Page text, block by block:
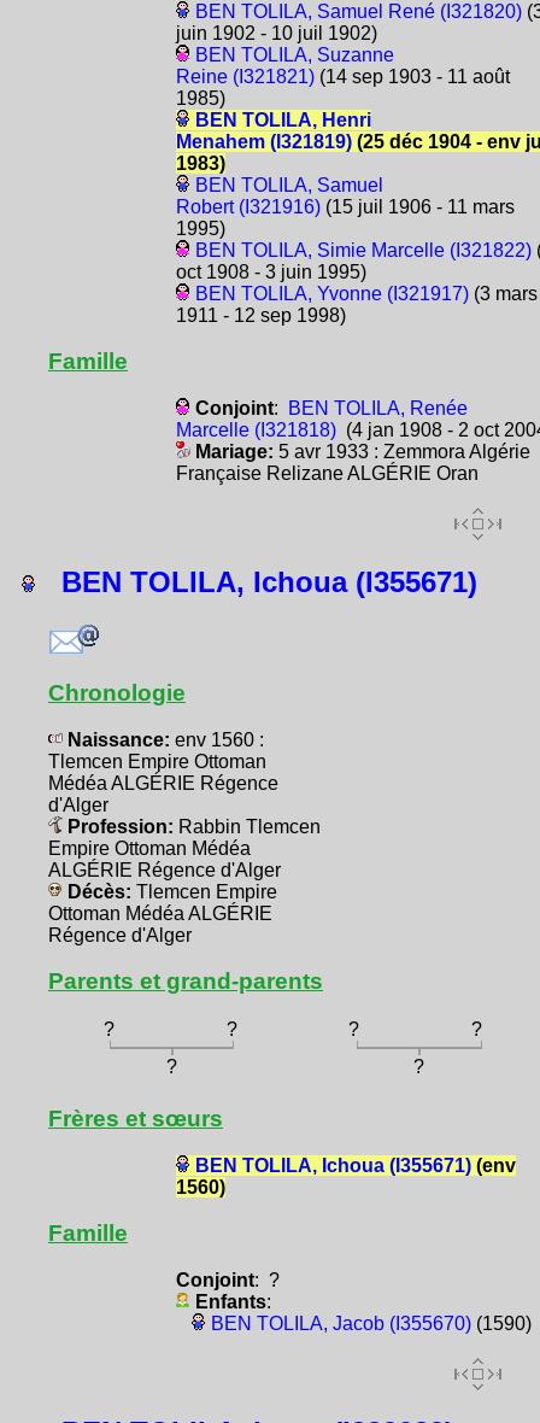
BEN TOLILA, Samuel René (I321820)
juin 1902 - 10 juil 1902)
BEN TOLILA, Suzanne
Reine (I321821)(14 sep 1903 - 11 août
1985)
BEN TOLILA, Henri
Menahem (I321819)(25 déc 1904 - env
1983)
BEN TOLILA, Samuel
Robert (I321916)(15 juil 1906 - 11 mars
1995)
BEN TOLILA, Simie Marcelle (I321822)
oct 1908 - 3 juin 1995)
BEN TOLILA, Yvonne (I321917)(3 mars
1911 - 12 sep 1998)
Famille
Conjoint:
BEN TOLILA, Renée
Marcelle (I321818)(4 jan 1908 - 2 oct
Mariage: 5 avr 1933 : Zemmora Algérie
Française Relizane ALGÉRIE Oran
BEN TOLILA, Ichoua (I355671)
Chronologie
Naissance: env 1560 :
Tlemcen Empire Ottoman
Médéa ALGÉRIE Régence
d'Alger
Profession: Rabbin Tlemcen
Empire Ottoman Médéa
ALGÉRIE Régence d'Alger
Décès: Tlemcen Empire
Ottoman Médéa ALGÉRIE
Régence d'Alger
Parents et grand-parents
? ? ?
?
?
?
Frères et sœurs
BEN TOLILA, Ichoua (I355671)(env
1560)
Famille
Conjoint: ?
Enfants:
BEN TOLILA, Jacob (I355670)(1590)